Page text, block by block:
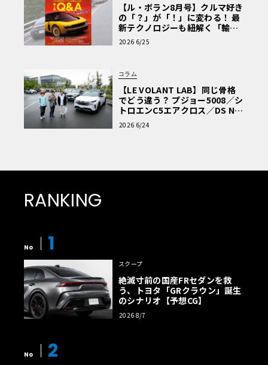
【ル・ボラン8月号】クルマ好き
の「？」が「！」に変わる！ 最
新テクノロジーも紐解く「輸入
車Q&A」
2026 6/25
コラム
【LE VOLANT LAB】同じ骨格
でどう違う？ プジョー5008／シ
トロエンC5エアクロス／DS Nº4
読者一気乗りレポート
2026 6/24
RANKING
No 1
スクープ
絶滅寸前の国産FRセダンを救
う、トヨタ「GRクラウン」誕生
のシナリオ【予想CG】
2026 8/7
No 2